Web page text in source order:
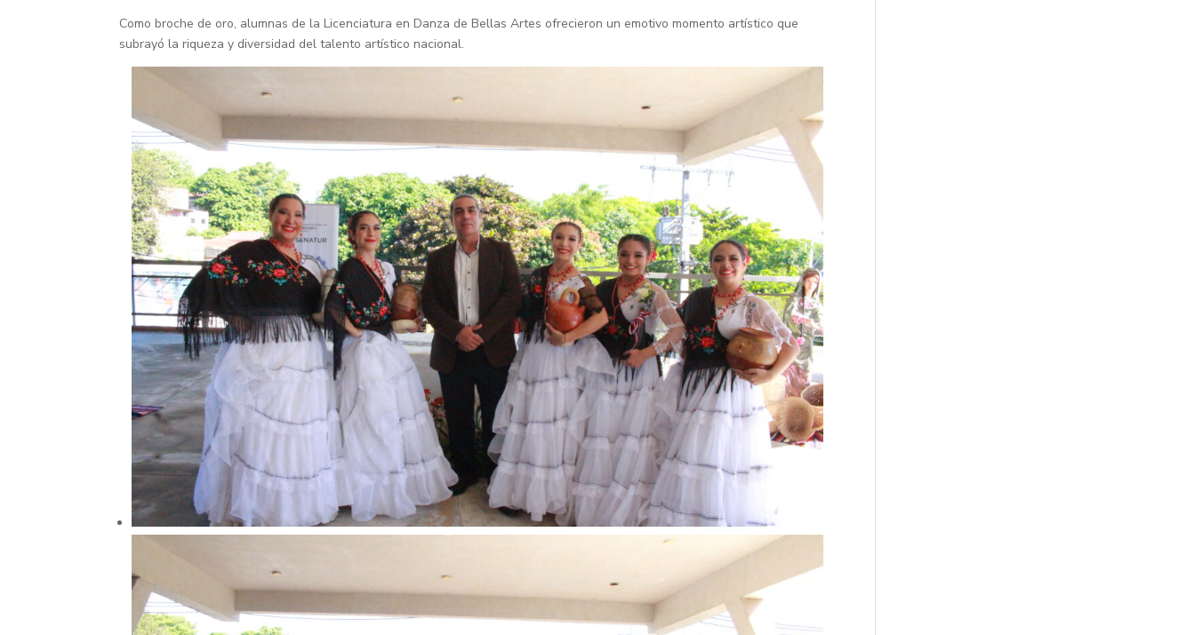
Como broche de oro, alumnas de la Licenciatura en Danza de Bellas Artes ofrecieron un emotivo momento artístico que
subrayó la riqueza y diversidad del talento artístico nacional.